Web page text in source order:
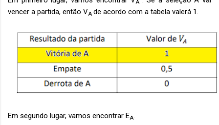
A
vencer a partida, então VA de acordo com a tabela valerá 1.
Em segundo lugar, vamos encontrar EA.